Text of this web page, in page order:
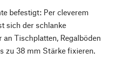
befestigt: Per cleverem
sich der schlanke
Tischplatten, Regalböden
zu 38 mm Stärke fixieren.